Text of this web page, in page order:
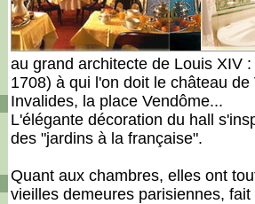
au grand architecte de Louis XIV
1708) à qui l'on doit le château
Invalides, la place Vendôme...
L'élégante décoration du hall
des "jardins à la française".
Quant aux chambres, elles ont
vieilles demeures parisiennes,